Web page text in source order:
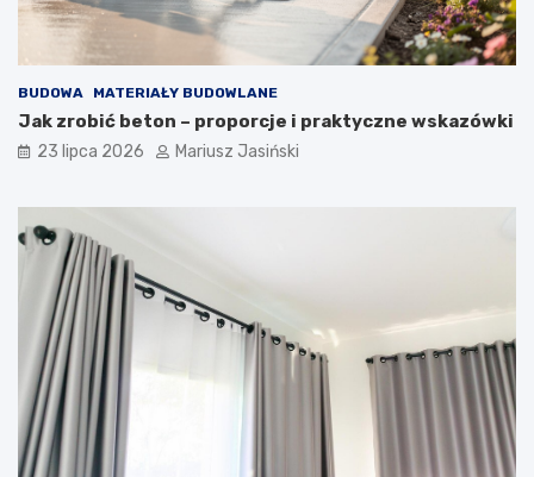
BUDOWA MATERIAŁY BUDOWLANE
Jak zrobić beton – proporcje i praktyczne wskazówki
23 lipca 2026 Mariusz Jasiński